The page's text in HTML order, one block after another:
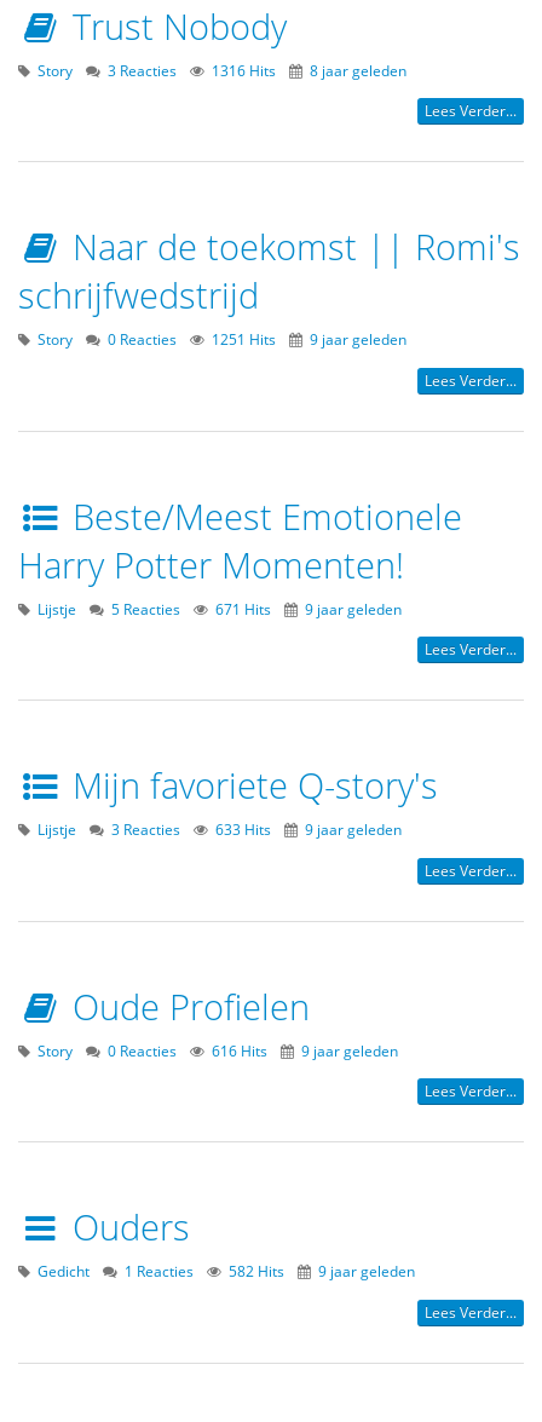
Trust Nobody
Story 3 Reacties 1316 Hits 8 jaar geleden
Lees Verder...
Naar de toekomst || Romi's
schrijfwedstrijd
Story 0 Reacties 1251 Hits 9 jaar geleden
Lees Verder...
Beste/Meest Emotionele
Harry Potter Momenten!
Lijstje 5 Reacties 671 Hits 9 jaar geleden
Lees Verder...
Mijn favoriete Q-story's
Lijstje 3 Reacties 633 Hits 9 jaar geleden
Lees Verder...
Oude Profielen
Story 0 Reacties 616 Hits 9 jaar geleden
Lees Verder...
Ouders
Gedicht 1 Reacties 582 Hits 9 jaar geleden
Lees Verder...